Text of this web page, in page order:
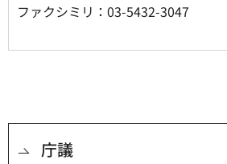
ファクシミリ：03-5432-3047
庁議